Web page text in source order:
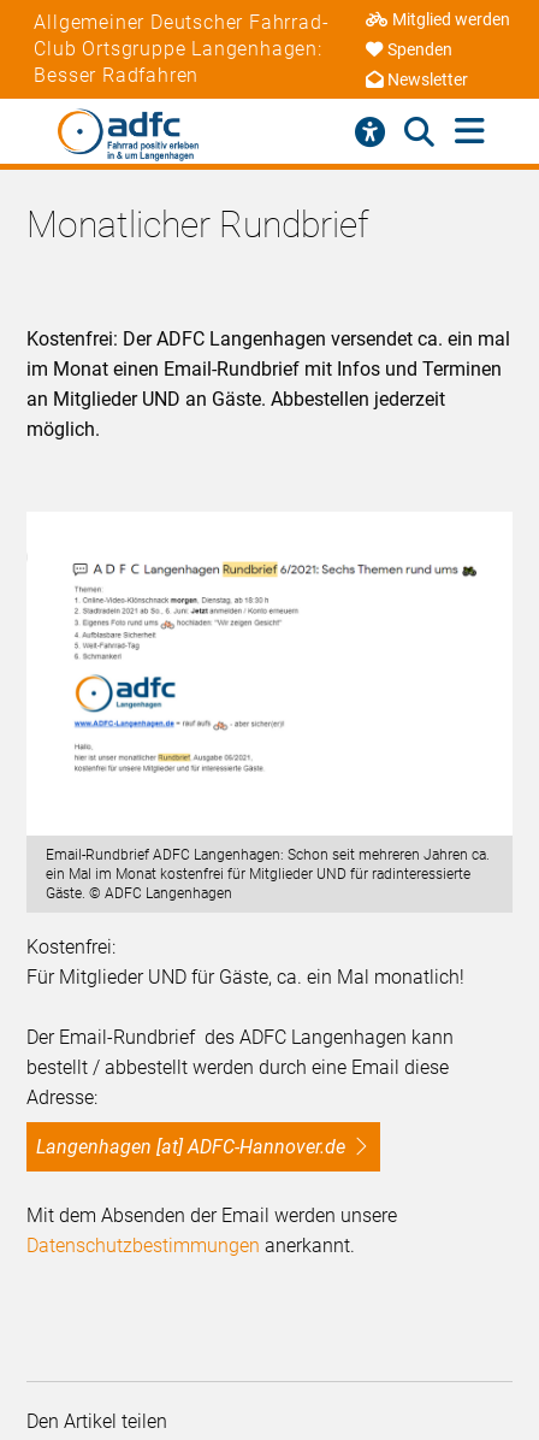
Allgemeiner Deutscher Fahrrad-
Club Ortsgruppe Langenhagen:
Besser Radfahren
Mitglied werden
Spenden
Newsletter
Monatlicher Rundbrief
Kostenfrei: Der ADFC Langenhagen versendet ca. ein mal
im Monat einen Email-Rundbrief mit Infos und Terminen
an Mitglieder UND an Gäste. Abbestellen jederzeit
möglich.
Email-Rundbrief ADFC Langenhagen: Schon seit mehreren Jahren ca.
ein Mal im Monat kostenfrei für Mitglieder UND für radinteressierte
Gäste. © ADFC Langenhagen
Kostenfrei:
Für Mitglieder UND für Gäste, ca. ein Mal monatlich!
Der Email-Rundbrief des ADFC Langenhagen kann
bestellt / abbestellt werden durch eine Email diese
Adresse:
Langenhagen [at] ADFC-Hannover.de
Mit dem Absenden der Email werden unsere
Datenschutzbestimmungen anerkannt.
Den Artikel teilen